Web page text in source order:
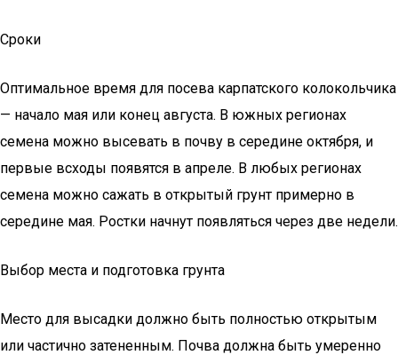
Сроки
Оптимальное время для посева карпатского колокольчика
— начало мая или конец августа. В южных регионах
семена можно высевать в почву в середине октября, и
первые всходы появятся в апреле. В любых регионах
семена можно сажать в открытый грунт примерно в
середине мая. Ростки начнут появляться через две недели.
Выбор места и подготовка грунта
Место для высадки должно быть полностью открытым
или частично затененным. Почва должна быть умеренно